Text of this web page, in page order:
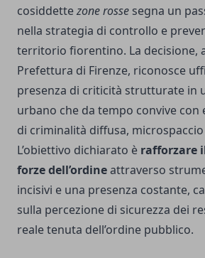
cosiddettezone rosse segna un
nella strategia di controllo e
territorio fiorentino. La decisione,
Prefettura di Firenze, riconosce
presenza di criticità strutturate in
urbano che da tempo convive
di criminalità diffusa,
L’obiettivo dichiarato è rafforzare
forze dell’ordineattraverso
incisivi e una presenza costante,
sulla percezione di sicurezza dei
reale tenuta dell’ordine pubblico.